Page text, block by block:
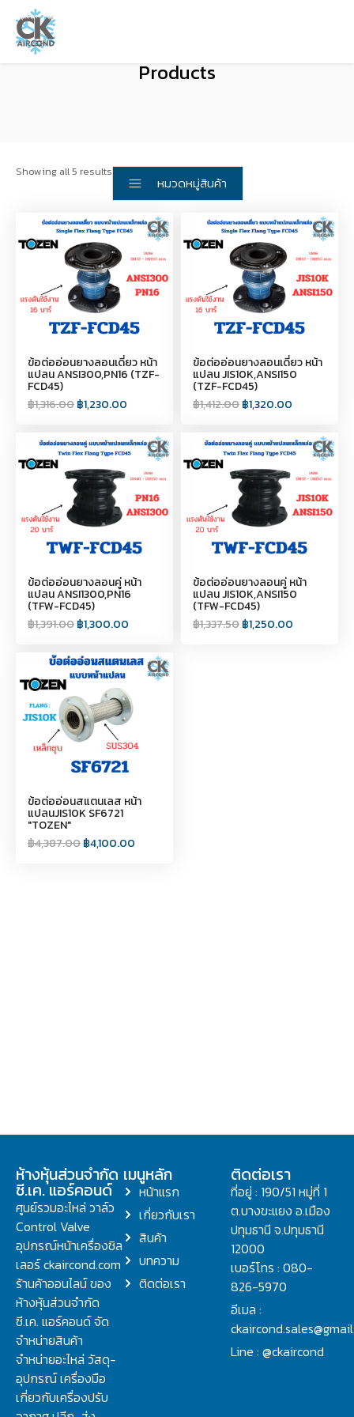
Products
Showing all 5 results
หมวดหมู่สินค้า
ข้อต่ออ่อนยางลอนเดี่ยว หน้า
แปลน ANSI300,PN16 (TZF-
FCD45)
฿1,316.00฿1,230.00
ข้อต่ออ่อนยางลอนเดี่ยว หน้า
แปลน JIS10K,ANSI150
(TZF-FCD45)
฿1,412.00฿1,320.00
ข้อต่ออ่อนยางลอนคู่ หน้า
แปลน ANSI1300,PN16
(TFW-FCD45)
฿1,391.00฿1,300.00
ข้อต่ออ่อนยางลอนคู่ หน้า
แปลน JIS10K,ANSI150
(TFW-FCD45)
฿1,337.50฿1,250.00
ข้อต่ออ่อนสแตนเลส หน้า
แปลนJIS10K SF6721
"TOZEN"
฿4,387.00฿4,100.00
ห้างหุ้นส่วนจำกัด
ซี.เค. แอร์คอนด์
ศูนย์รวมอะไหล่ วาล์ว
Control Valve
อุปกรณ์หน้าเครื่องชิล
เลอร์ ckaircond.com
ร้านค้าออนไลน์ ของ
ห้างหุ้นส่วนจำกัด
ซี.เค. แอร์คอนด์ จัด
จำหน่ายสินค้า
จำหน่ายอะไหล่ วัสดุ-
อุปกรณ์ เครื่องมือ
เกี่ยวกับเครื่องปรับ
เมนูหลัก
หน้าแรก
เกี่ยวกับเรา
สินค้า
บทความ
ติดต่อเรา
ติดต่อเรา
ที่อยู่ : 190/51 หมู่ที่ 1
ต.บางขะแยง อ.เมือง
ปทุมธานี จ.ปทุมธานี
12000
เบอร์โทร : 080-
826-5970
อีเมล :
Line : @ckaircond